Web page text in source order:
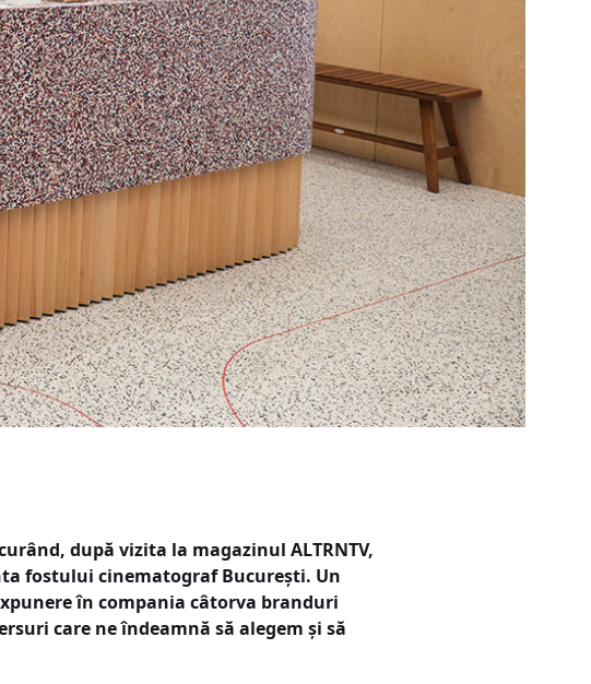
după vizita la magazinul ALTRNTV,
fostului cinematograf București. Un
în compania câtorva branduri
care ne îndeamnă să alegem și să